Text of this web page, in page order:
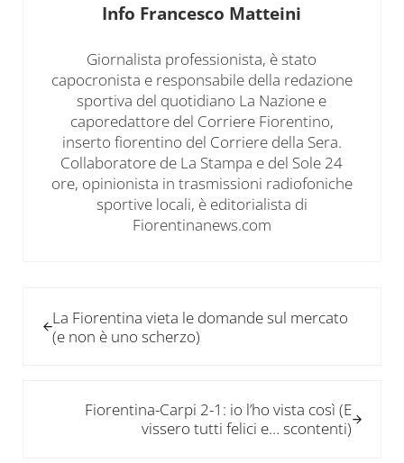
Info Francesco Matteini
Giornalista professionista, è stato
capocronista e responsabile della redazione
sportiva del quotidiano La Nazione e
caporedattore del Corriere Fiorentino,
inserto fiorentino del Corriere della Sera.
Collaboratore de La Stampa e del Sole 24
ore, opinionista in trasmissioni radiofoniche
sportive locali, è editorialista di
Fiorentinanews.com
La Fiorentina vieta le domande sul mercato
(e non è uno scherzo)
Fiorentina-Carpi 2-1: io l’ho vista così (E
vissero tutti felici e… scontenti)